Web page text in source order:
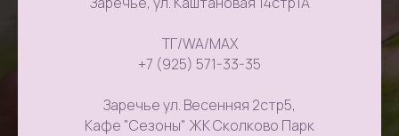
ТГ/WA/MAX
+7 (925) 571-33-35
Заречье ул. Весенняя 2стр5,
Кафе "Сезоны" ЖК Сколково Парк